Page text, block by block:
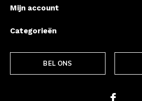
Mijn account
Categorieën
BEL ONS